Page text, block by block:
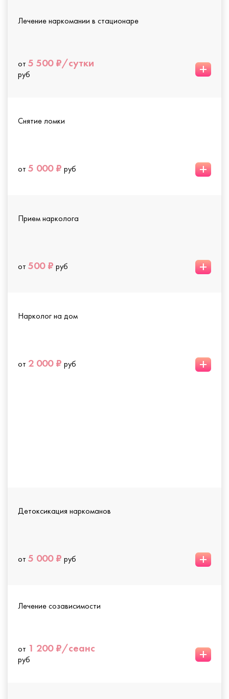
Лечение наркомании в стационаре
от 5 500 ₽/сутки
руб +
Снятие ломки
от 5 000 ₽ руб +
Прием нарколога
от 500 ₽ руб +
Нарколог на дом
от 2 000 ₽ руб +
Детоксикация наркоманов
от 5 000 ₽ руб +
Лечение созависимости
от 1 200 ₽/сеанс
руб +